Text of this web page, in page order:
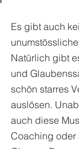
Es gibt auch
Natürlich gibt
und
schön starres
auslösen.
auch diese
Coaching oder